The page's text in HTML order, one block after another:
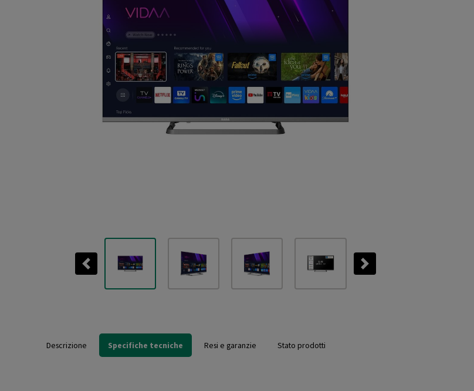
Previous Next
Descrizione Specifiche tecniche Resi e garanzie Stato prodotti